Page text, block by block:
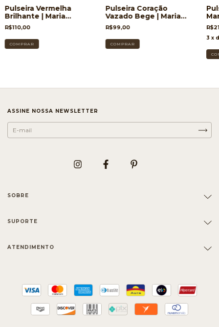
Pulseira Vermelha
Brilhante | Maria
Sublime
R$110,00
Pulseira Coração
Vazado Bege | Maria
Sublime
R$99,00
3 x
ASSINE NOSSA NEWSLETTER
SOBRE
SUPORTE
ATENDIMENTO